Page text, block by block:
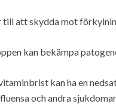
till att skydda mot
kan bekämpa
kan ha en
och andra